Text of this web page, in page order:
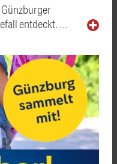
entdeckt. …